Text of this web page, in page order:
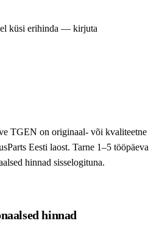
küsi erihinda — kirjuta
TGEN on originaal- või kvaliteetne
Eesti laost. Tarne 1–5 tööpäeva
hinnad sisselogituna.
hinnad